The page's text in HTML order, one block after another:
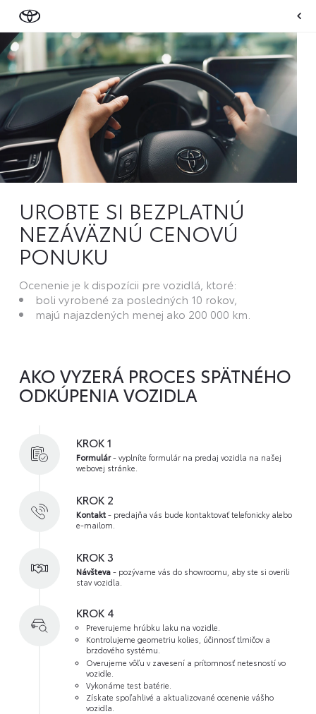
UROBTE SI BEZPLATNÚ
NEZÁVÄZNÚ CENOVÚ
PONUKU
Ocenenie je k dispozícii pre vozidlá, ktoré:
boli vyrobené za posledných 10 rokov,
majú najazdených menej ako 200 000 km.
AKO VYZERÁ PROCES SPÄTNÉHO
ODKÚPENIA VOZIDLA
KROK 1
Formulár- vyplníte formulár na predaj vozidla na našej
webovej stránke.
KROK 2
Kontakt- predajňa vás bude kontaktovať telefonicky alebo
e-mailom.
KROK 3
Návšteva- pozývame vás do showroomu, aby ste si overili
stav vozidla.
KROK 4
Preverujeme hrúbku laku na vozidle.
Kontrolujeme geometriu kolies, účinnosť tlmičov a
brzdového systému.
Overujeme vôľu v zavesení a prítomnosť netesností vo
vozidle.
Vykonáme test batérie.
Získate spoľahlivé a aktualizované ocenenie vášho
vozidla.